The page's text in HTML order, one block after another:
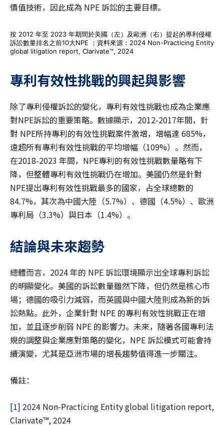
價值技術，因此成為 NPE 訴訟的主要目標。
按 2012 年至 2023 年期間於美國（左）及歐洲（右）提起的專利侵權
訴訟數量排名之前10大NPE ；資料來源：2024 Non-Practicing Entity
global litigation report, Clarivate™, 2024
專利有效性挑戰的興起與影響
除了專利侵權訴訟的變化，專利有效性挑戰也成為企業應
對NPE訴訟的重要策略。數據顯示，2012-2017年間，針
對 NPE所持專利的有效性挑戰案件激增，增幅達 685%，
遠超所有專利有效性挑戰的平均增幅（109%）。然而，
在2018-2023 年間，NPE專利的有效性挑戰數量略有下
降，但整體專利有效性挑戰仍在增加。美國仍然是針對
NPE提出專利有效性挑戰最多的國家，占全球總數的
84.7%，其次為中國大陸（5.7%）、德國（4.5%）、歐洲
專利局（3.3%）與日本（1.4%）。
結論與未來趨勢
總體而言，2024 年的 NPE 訴訟環境顯示出全球專利訴訟
的明顯變化。美國的訴訟數量雖然下降，但仍然是核心市
場；德國的吸引力減弱，而英國與中國大陸則成為新的訴
訟熱點。此外，企業針對 NPE 的專利有效性挑戰正在增
加，並且逐步削弱 NPE 的影響力。未來，隨著各國專利法
規的調整與企業應對策略的變化，NPE 訴訟模式可能會持
續演變，尤其是亞洲市場的增長趨勢值得進一步關注。
備註：
[1] 2024 Non-Practicing Entity global litigation report,
Clarivate™, 2024